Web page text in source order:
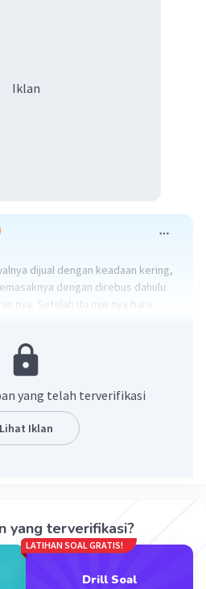
Iklan
dijual dengan keadaan kering,
dengan direbus dahulu
nya. Setelah itu mie nya baru
duluan nanti jadi makin garing
yang telah terverifikasi
Lihat Iklan
yang terverifikasi?
LATIHAN SOAL GRATIS!
Drill Soal